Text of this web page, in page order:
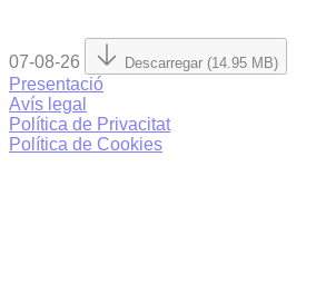
07-08-26 Descarregar (14.95 MB)
Presentació
Avís legal
Política de Privacitat
Política de Cookies